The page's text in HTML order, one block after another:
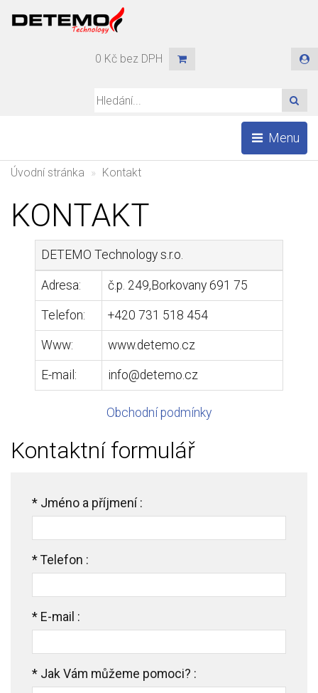
0 Kč bez DPH
Menu
Úvodní stránka Kontakt
KONTAKT
DETEMO Technology s.r.o.
Adresa: č.p. 249,Borkovany 691 75
Telefon: +420 731 518 454
Www: www.detemo.cz
E-mail: info@detemo.cz
Obchodní podmínky
Kontaktní formulář
* Jméno a příjmení :
* Telefon :
* E-mail :
* Jak Vám můžeme pomoci? :